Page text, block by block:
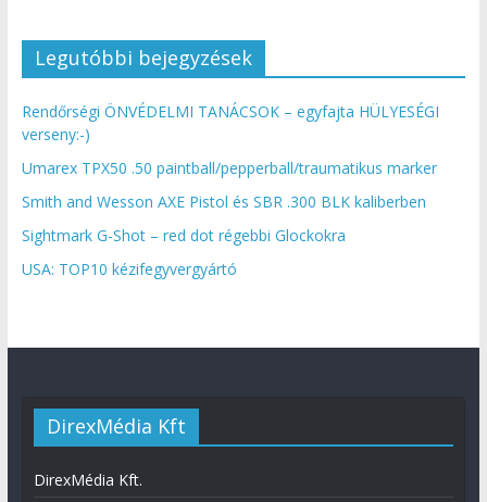
Legutóbbi bejegyzések
Rendőrségi ÖNVÉDELMI TANÁCSOK – egyfajta HÜLYESÉGI
verseny:-)
Umarex TPX50 .50 paintball/pepperball/traumatikus marker
Smith and Wesson AXE Pistol és SBR .300 BLK kaliberben
Sightmark G-Shot – red dot régebbi Glockokra
USA: TOP10 kézifegyvergyártó
DirexMédia Kft
DirexMédia Kft.